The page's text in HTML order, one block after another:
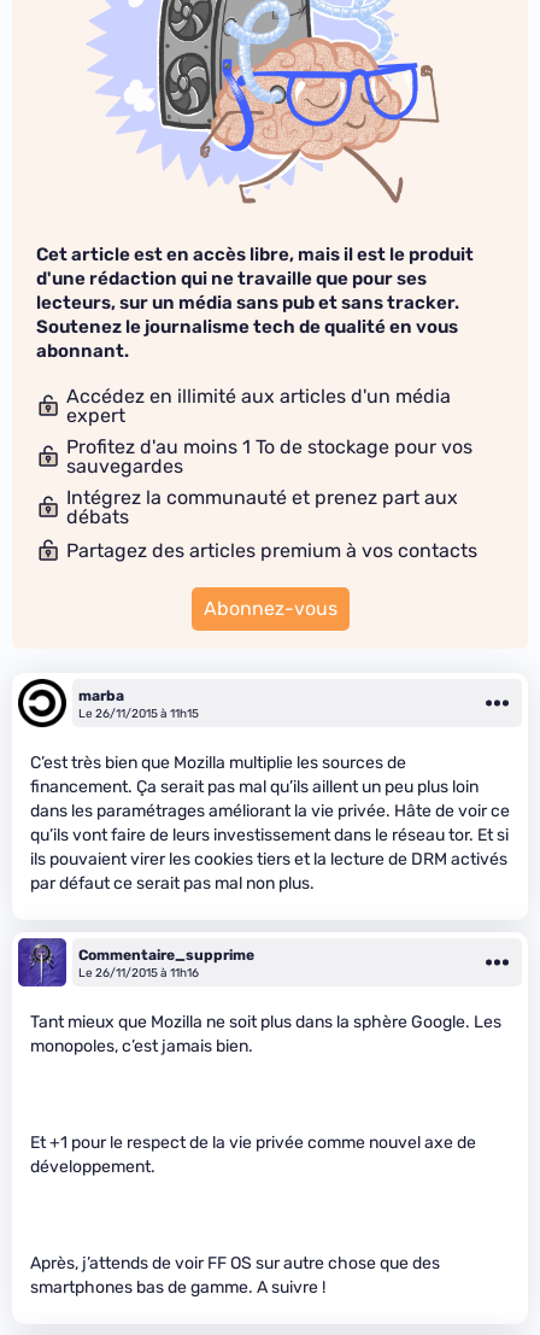
Cet article est en accès libre, mais il est le produit
d'une rédaction qui ne travaille que pour ses
lecteurs, sur un média sans pub et sans tracker.
Soutenez le journalisme tech de qualité en vous
abonnant.
Accédez en illimité aux articles d'un média
expert
Profitez d'au moins 1 To de stockage pour vos
sauvegardes
Intégrez la communauté et prenez part aux
débats
Partagez des articles premium à vos contacts
Abonnez-vous
marba
Le 26/11/2015 à 11h15
C’est très bien que Mozilla multiplie les sources de
financement. Ça serait pas mal qu’ils aillent un peu plus loin
dans les paramétrages améliorant la vie privée. Hâte de voir ce
qu’ils vont faire de leurs investissement dans le réseau tor. Et si
ils pouvaient virer les cookies tiers et la lecture de DRM activés
par défaut ce serait pas mal non plus.
Commentaire_supprime
Le 26/11/2015 à 11h16
Tant mieux que Mozilla ne soit plus dans la sphère Google. Les
monopoles, c’est jamais bien.
Et +1 pour le respect de la vie privée comme nouvel axe de
développement.
Après, j’attends de voir FF OS sur autre chose que des
smartphones bas de gamme. A suivre !